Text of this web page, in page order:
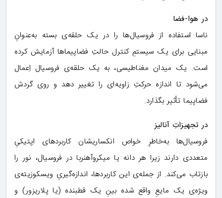
در هوا-فضا
ناسا استفاده از فروسیال‌ها را در یک حلقه‌ی بسته به‌عنوانِ
مبنایی برای یک سیستمِ کنترل حالتِ فضاپیماها آزمایش کرده
است. یک میدان مغناطیسی، به یک حلقه‌ی فروسیال اِعمال
می‌شود تا اندازه حرکتِ زاویه‌ای را تغییر دهد و روی گردش
فضاپیما تأثیر بگذارد.
در تجهیزاتِ آنالیز
فروسیال‌ها به‌خاطرِ خواص انکساریشان کاربردهای اپتیکیِ
متعددی دارند زیرا هر دانه یا میکروآهنربا در فروسیال، نور را
بازتاب می‌کند. از جمله‌ی این کاربردها، اندازه‌گیریِ ویسکوزیته‌ی
ویژه‌ی یک مایعِ واقع شده بینِ یک قطبنده (یا پلاریزور) و